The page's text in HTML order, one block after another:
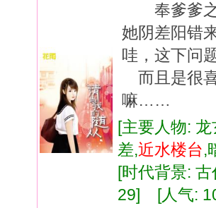
奉爹爹
她阴差阳
哇，这下
而且是很
嘛……
[主要人物:
差,近水楼台,
[时代背景:
29] [人气: